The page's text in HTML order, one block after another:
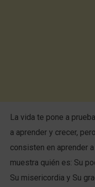
La vida te pone a
a aprender y crecer,
consisten en aprender
muestra quién es: Su
Su misericordia y Su